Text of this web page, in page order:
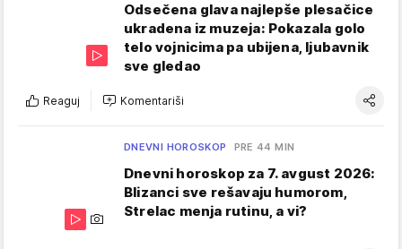
Odsečena glava najlepše plesačice
ukradena iz muzeja: Pokazala golo
telo vojnicima pa ubijena, ljubavnik
sve gledao
Reaguj Komentariši
DNEVNI HOROSKOP PRE 44 MIN
Dnevni horoskop za 7. avgust 2026:
Blizanci sve rešavaju humorom,
Strelac menja rutinu, a vi?